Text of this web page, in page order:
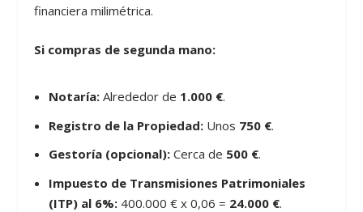
financiera milimétrica.
Si compras de segunda mano:
Notaría:Alrededor de 1.000 €.
Registro de la Propiedad:Unos 750 €.
Gestoría (opcional):Cerca de 500 €.
Impuesto de Transmisiones Patrimoniales
(ITP) al 6%:400.000 € x 0,06 = 24.000 €.